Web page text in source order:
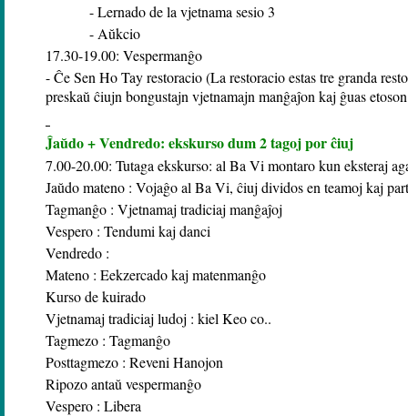
- Lernado de la vjetnama sesio 3
- Aŭkcio
17.30-19.00: Vespermanĝo
- Ĉe Sen Ho Tay restoracio (La restoracio estas tre granda
preskaŭ ĉiujn bongustajn vjetnamajn manĝaĵon kaj ĝuas
Ĵaŭdo + Vendredo: ekskurso dum 2 tagoj por ĉiuj
7.00-20.00: Tutaga ekskurso: al Ba Vi montaro kun eksteraj
Jaŭdo mateno : Vojaĝo al Ba Vi, ĉiuj dividos en teamoj kaj
Tagmanĝo : Vjetnamaj tradiciaj manĝaĵoj
Vespero : Tendumi kaj danci
Vendredo :
Mateno : Eekzercado kaj matenmanĝo
Kurso de kuirado
Vjetnamaj tradiciaj ludoj : kiel Keo co..
Tagmezo : Tagmanĝo
Posttagmezo : Reveni Hanojon
Ripozo antaŭ vespermanĝo
Vespero : Libera